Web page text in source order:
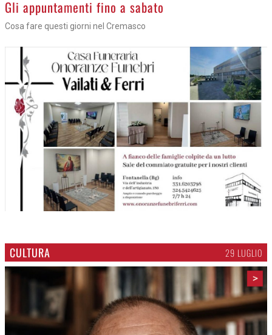
Gli appuntamenti fino a sabato
Cosa fare questi giorni nel Cremasco
CULTURA 29 LUGLIO
>